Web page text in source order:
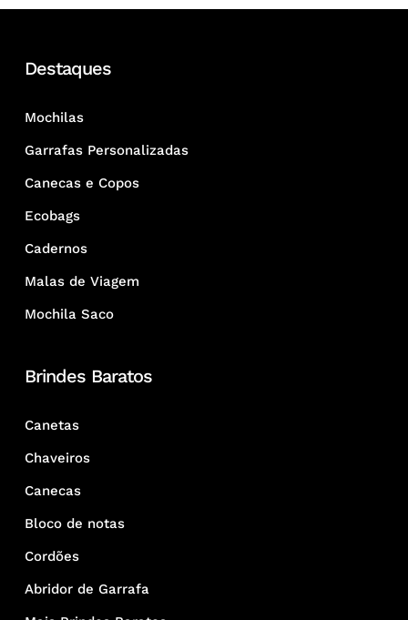
Destaques
Mochilas
Garrafas Personalizadas
Canecas e Copos
Ecobags
Cadernos
Malas de Viagem
Mochila Saco
Brindes Baratos
Canetas
Chaveiros
Canecas
Bloco de notas
Cordões
Abridor de Garrafa